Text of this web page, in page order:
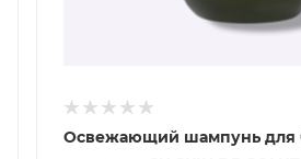
Освежающий шампунь для